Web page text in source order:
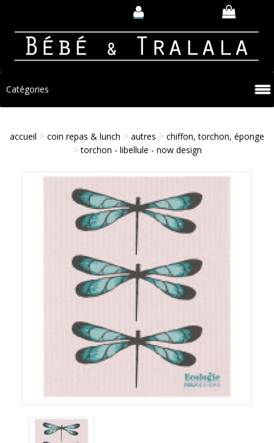
Catégories
accueil > coin repas & lunch > autres > chiffon, torchon, éponge
>torchon - libellule - now design